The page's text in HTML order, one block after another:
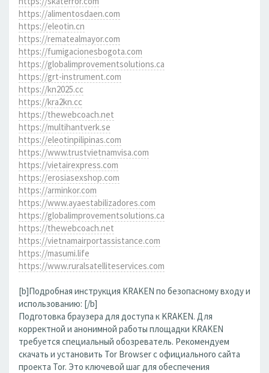
https://alimentosdaen.com
https://eleotin.cn
https://rematealmayor.com
https://fumigacionesbogota.com
https://globalimprovementsolutions.ca
https://grt-instrument.com
https://kn2025.cc
https://kra2kn.cc
https://thewebcoach.net
https://multihantverk.se
https://eleotinpilipinas.com
https://www.trustvietnamvisa.com
https://vietairexpress.com
https://erosiasexshop.com
https://arminkor.com
https://www.ayaestabilizadores.com
https://globalimprovementsolutions.ca
https://thewebcoach.net
https://vietnamairportassistance.com
https://masumi.life
https://www.ruralsatelliteservices.com
[b]Подробная инструкция KRAKEN по безопасному входу и
использованию: [/b]
Подготовка браузера для доступа к KRAKEN. Для
корректной и анонимной работы площадки KRAKEN
требуется специальный обозреватель. Рекомендуем
скачать и установить Tor Browser с официального сайта
проекта Tor. Это ключевой шаг для обеспечения